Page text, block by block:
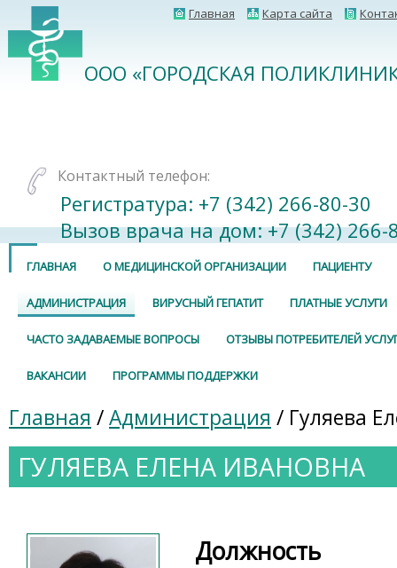
Главная Карта сайта
ООО «ГОРОДСКАЯ
Контактный телефон:
Регистратура: +7 (342) 266-80-
Вызов врача на дом: +7 (342) 266-
ГЛАВНАЯ О МЕДИЦИНСКОЙ ОРГАНИЗАЦИИ ПАЦИЕНТУ
АДМИНИСТРАЦИЯ ВИРУСНЫЙ ГЕПАТИТ ПЛАТНЫЕ УСЛУГИ
ЧАСТО ЗАДАВАЕМЫЕ ВОПРОСЫ ОТЗЫВЫ ПОТРЕБИТЕЛЕЙ
ВАКАНСИИ ПРОГРАММЫ ПОДДЕРЖКИ
Главная /Администрация / Гуляева
ГУЛЯЕВА ЕЛЕНА ИВАНОВНА
Должность